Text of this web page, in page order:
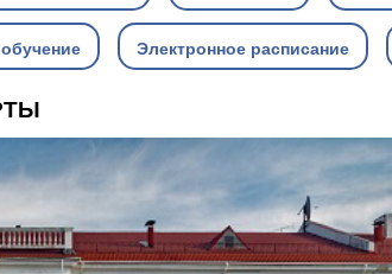
Электронное расписание